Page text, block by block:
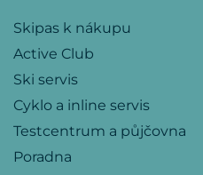
Skipas k nákupu
Active Club
Ski servis
Cyklo a inline servis
Testcentrum a půjčovna
Poradna